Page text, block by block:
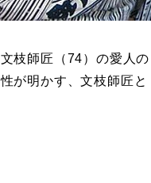
枝師匠（74）の愛人の
が明かす、文枝師匠と